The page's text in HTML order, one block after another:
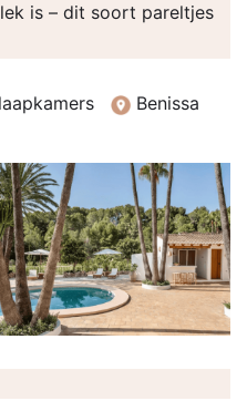
is – dit soort pareltjes
Benissa